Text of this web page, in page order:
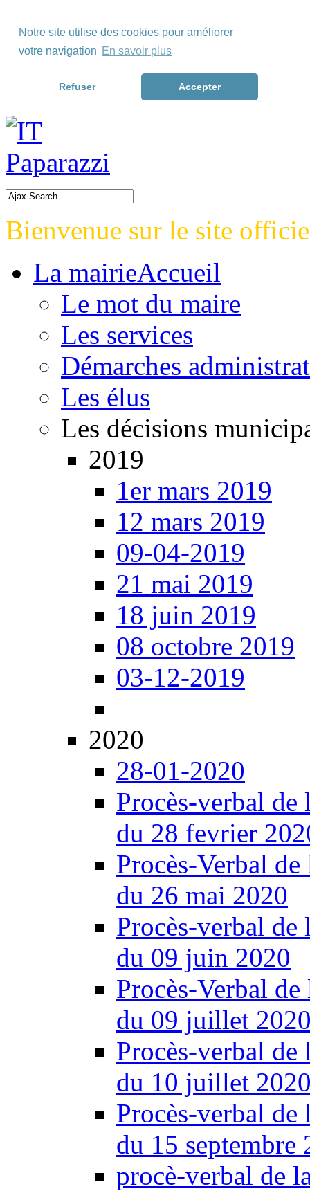
Notre site utilise des cookies pour améliorer
votre navigation En savoir plus
Refuser Accepter
Skip to Menu
Skip to Content
Skip to Footer>
Bienvenue sur le site
La mairieAccueil
Le mot du maire
Les services
Démarches
Les élus
Les décisions
2019
1er mars 2019
12 mars 2019
09-04-2019
21 mai 2019
18 juin 2019
08 octobre 2019
03-12-2019
2020
28-01-2020
Procès-verbal
du 28 fevrier
Procès-Verbal
du 26 mai 2020
Procès-verbal
du 09 juin 2020
Procès-Verbal
du 09 juillet
Procès-verbal
du 10 juillet
Procès-verbal
du 15 septembre
procè-verbal de